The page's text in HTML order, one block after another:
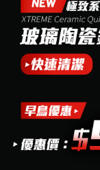
注意事項：
▌此產品為專業
上手。
▌鍍膜拆封接觸
佳品質。
▌塗層施作完成
洗車精。
請勿使鍍膜劑
膜▲